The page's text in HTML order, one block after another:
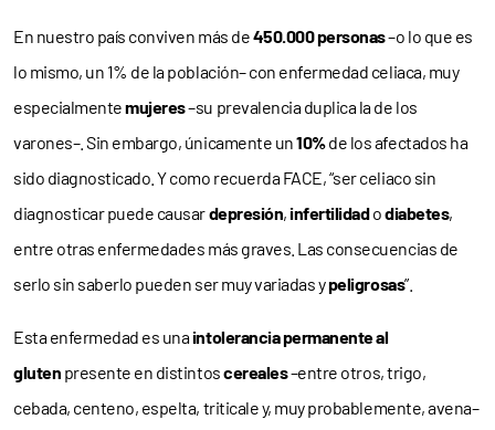
En nuestro país conviven más de450.000 personas–o lo que es
lo mismo, un 1% de la población– con enfermedad celiaca, muy
especialmentemujeres–su prevalencia duplica la de los
varones–. Sin embargo, únicamente un10%de los afectados ha
sido diagnosticado. Y como recuerda FACE, “ser celiaco sin
diagnosticar puede causardepresión,infertilidadodiabetes,
entre otras enfermedades más graves. Las consecuencias de
serlo sin saberlo pueden ser muy variadas ypeligrosas”.
Esta enfermedad es unaintolerancia permanente al
gluten presente en distintoscereales–entre otros, trigo,
cebada, centeno, espelta, triticale y, muy probablemente, avena–